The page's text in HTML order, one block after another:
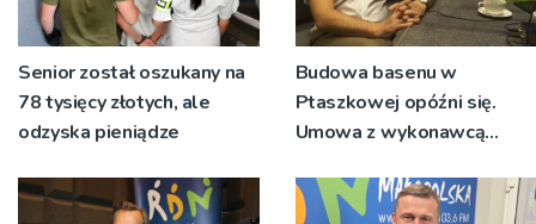
Senior został oszukany na
78 tysięcy złotych, ale
odzyska pieniądze
Budowa basenu w
Ptaszkowej opóźni się.
Umowa z wykonawcą
nie zostanie podpisana